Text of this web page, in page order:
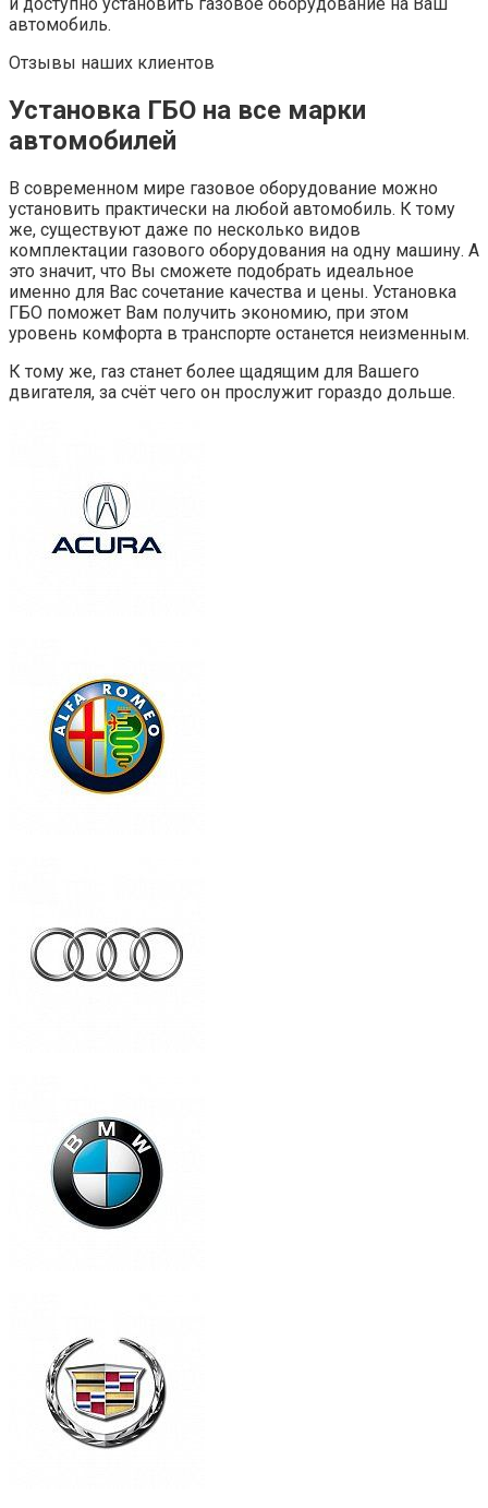
автомобиль.
Отзывы наших клиентов
Установка ГБО на все марки
автомобилей
В современном мире газовое оборудование можно
установить практически на любой автомобиль. К тому
же, существуют даже по несколько видов
комплектации газового оборудования на одну машину. А
это значит, что Вы сможете подобрать идеальное
именно для Вас сочетание качества и цены. Установка
ГБО поможет Вам получить экономию, при этом
уровень комфорта в транспорте останется неизменным.
К тому же, газ станет более щадящим для Вашего
двигателя, за счёт чего он прослужит гораздо дольше.